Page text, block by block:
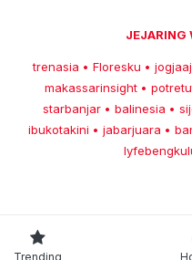
JEJARING
trenasia • Floresku •
makassarinsight •
starbanjar • balinesia •
ibukotakini • jabarjuara •
Trending